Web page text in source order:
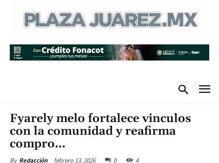
Fyarely melo fortalece vinculos
con la comunidad y reafirma
compro…
By Redacción febrero 13, 2026 0 4